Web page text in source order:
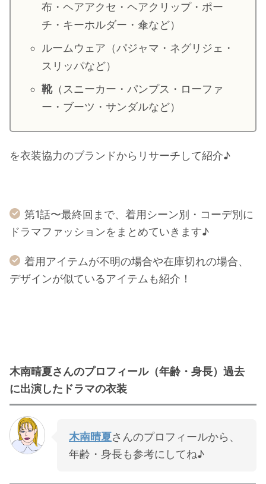
布・ヘアアクセ・ヘアクリップ・ポー
チ・キーホルダー・傘など）
ルームウェア（パジャマ・ネグリジェ・
スリッパなど）
靴（スニーカー・パンプス・ローファ
ー・ブーツ・サンダルなど）
を衣装協力のブランドからリサーチして紹介♪
第1話〜最終回まで、着用シーン別・コーデ別に
ドラマファッションをまとめていきます♪
着用アイテムが不明の場合や在庫切れの場合、
デザインが似ているアイテムも紹介！
木南晴夏さんのプロフィール（年齢・身長）過去
に出演したドラマの衣装
木南晴夏さんのプロフィールから、
年齢・身長も参考にしてね♪